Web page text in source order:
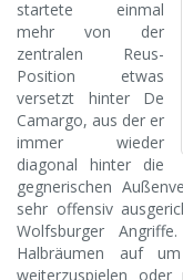
startete einmal
mehr von der
zentralen Reus-
Position etwas
versetzt hinter De
Camargo, aus der er
immer wieder
diagonal hinter die
gegnerischen
sehr offensiv
Wolfsburger
Halbräumen auf
weiterzuspielen